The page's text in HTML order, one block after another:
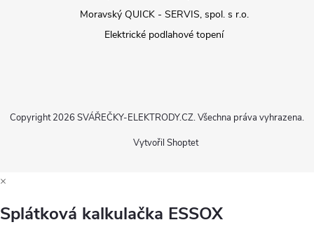
Moravský QUICK - SERVIS, spol. s r.o.
Elektrické podlahové topení
Vytvořil Shoptet
Copyright 2026 SVÁŘEČKY-ELEKTRODY.CZ. Všechna práva vyhrazena.
×
Splátková kalkulačka ESSOX